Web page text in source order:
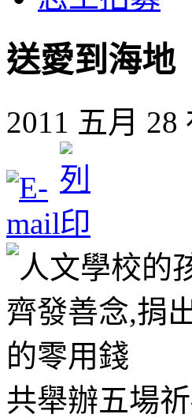
送愛到海地
2011 五月 28
共舉辦五場